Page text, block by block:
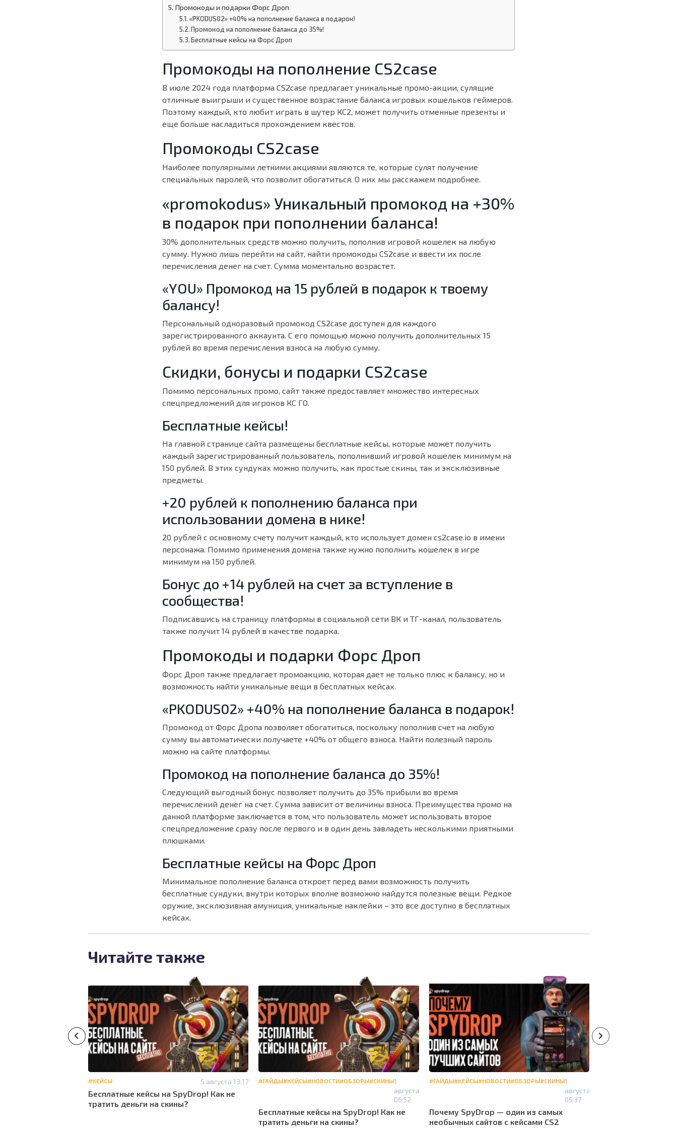
Промокоды и подарки Форс Дроп
«PKODUS02» +40% на пополнение баланса в подарок!
Промокод на пополнение баланса до 35%!
Бесплатные кейсы на Форс Дроп
Промокоды на пополнение CS2case
В июле 2024 года платформа CS2case предлагает уникальные промо-акции, сулящие
отличные выигрыши и существенное возрастание баланса игровых кошельков геймеров.
Поэтому каждый, кто любит играть в шутер КС2, может получить отменные презенты и
еще больше насладиться прохождением квестов.
Промокоды CS2case
Наиболее популярными летними акциями являются те, которые сулят получение
специальных паролей, что позволит обогатиться. О них мы расскажем подробнее.
«promokodus» Уникальный промокод на +30%
в подарок при пополнении баланса!
30% дополнительных средств можно получить, пополнив игровой кошелек на любую
сумму. Нужно лишь перейти на сайт, найти промокоды CS2case и ввести их после
перечисления денег на счет. Сумма моментально возрастет.
«YOU» Промокод на 15 рублей в подарок к твоему
балансу!
Персональный одноразовый промокод CS2case доступен для каждого
зарегистрированного аккаунта. С его помощью можно получить дополнительных 15
рублей во время перечисления взноса на любую сумму.
Скидки, бонусы и подарки CS2case
Помимо персональных промо, сайт также предоставляет множество интересных
спецпредложений для игроков КС ГО.
Бесплатные кейсы!
На главной странице сайта размещены бесплатные кейсы, которые может получить
каждый зарегистрированный пользователь, пополнивший игровой кошелек минимум на
150 рублей. В этих сундуках можно получить, как простые скины, так и эксклюзивные
предметы.
+20 рублей к пополнению баланса при
использовании домена в нике!
20 рублей с основному счету получит каждый, кто использует домен cs2case.io в имени
персонажа. Помимо применения домена также нужно пополнить кошелек в игре
минимум на 150 рублей.
Бонус до +14 рублей на счет за вступление в
сообщества!
Подписавшись на страницу платформы в социальной сети ВК и ТГ-канал, пользователь
также получит 14 рублей в качестве подарка.
Промокоды и подарки Форс Дроп
Форс Дроп также предлагает промоакцию, которая дает не только плюс к балансу, но и
возможность найти уникальные вещи в бесплатных кейсах.
«PKODUS02» +40% на пополнение баланса в подарок!
Промокод от Форс Дропа позволяет обогатиться, поскольку пополнив счет на любую
сумму вы автоматически получаете +40% от общего взноса. Найти полезный пароль
можно на сайте платформы.
Промокод на пополнение баланса до 35%!
Следующий выгодный бонус позволяет получить до 35% прибыли во время
перечислений денег на счет. Сумма зависит от величины взноса. Преимущества промо на
данной платформе заключается в том, что пользователь может использовать второе
спецпредложение сразу после первого и в один день завладеть несколькими приятными
плюшками.
Бесплатные кейсы на Форс Дроп
Минимальное пополнение баланса откроет перед вами возможность получить
бесплатные сундуки, внутри которых вполне возможно найдутся полезные вещи. Редкое
оружие, эксклюзивная амуниция, уникальные наклейки – это все доступно в бесплатных
кейсах.
Читайте также
#КЕЙСЫ 5 августа 13:17
Бесплатные кейсы на SpyDrop! Как не
тратить деньги на скины?
#ГАЙДЫ#КЕЙСЫ#НОВОСТИ#ОБЗОРЫ#СКИНЫ1
августа
06:52
Бесплатные кейсы на SpyDrop! Как не
тратить деньги на скины?
#ГАЙДЫ#КЕЙСЫ#НОВОСТИ#ОБЗОРЫ#СКИНЫ1
августа
05:37
Почему SpyDrop — один из самых
необычных сайтов с кейсами CS2